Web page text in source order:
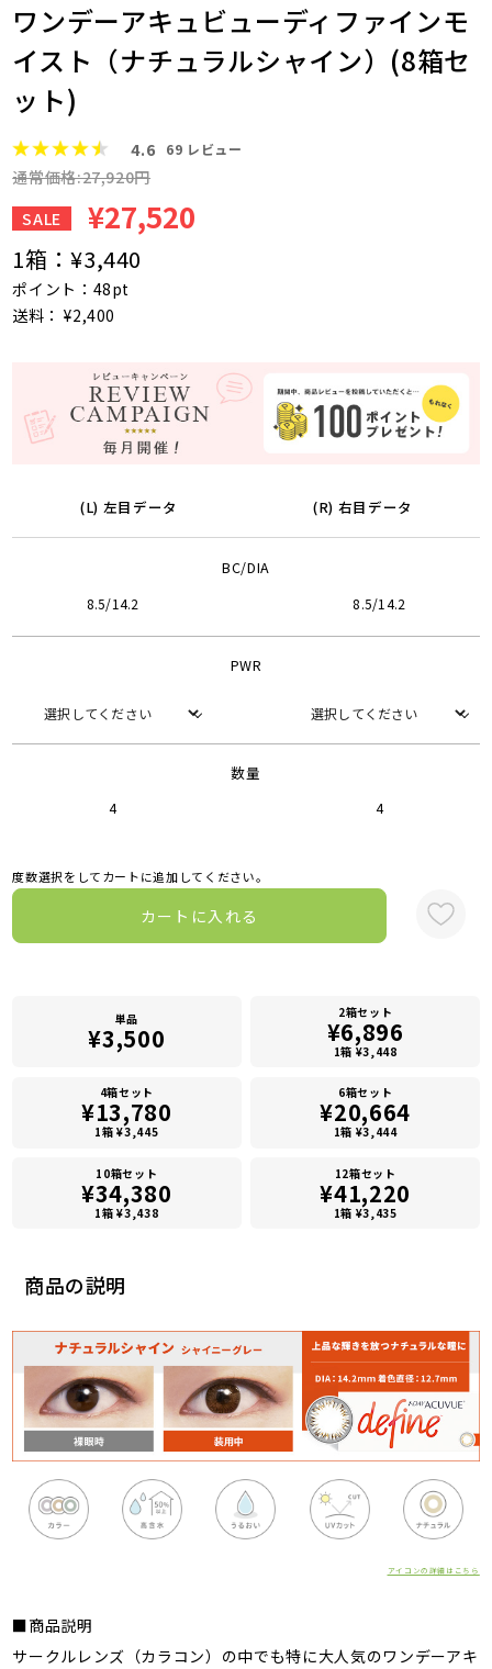
商品の説明
アイコンの詳細はこちら
■商品説明
サークルレンズ（カラコン）の中でも特に大人気のワンデーアキ
ワンデーアキュビューディファインモ
イスト（ナチュラルシャイン）(8箱セ
ット)
4.6 69 レビュー
通常価格:27,920円
SALE
¥27,520
1箱：¥3,440
ポイント：48pt
送料： ¥2,400
(L) 左目データ (R) 右目データ
BC/DIA
8.5/14.2 8.5/14.2
PWR
数量
4 4
度数選択をしてカートに追加してください。
カートに入れる
単品
¥3,500
2箱セット
¥6,896
1箱 ¥3,448
4箱セット
¥13,780
1箱 ¥3,445
6箱セット
¥20,664
1箱 ¥3,444
10箱セット
¥34,380
1箱 ¥3,438
12箱セット
¥41,220
1箱 ¥3,435